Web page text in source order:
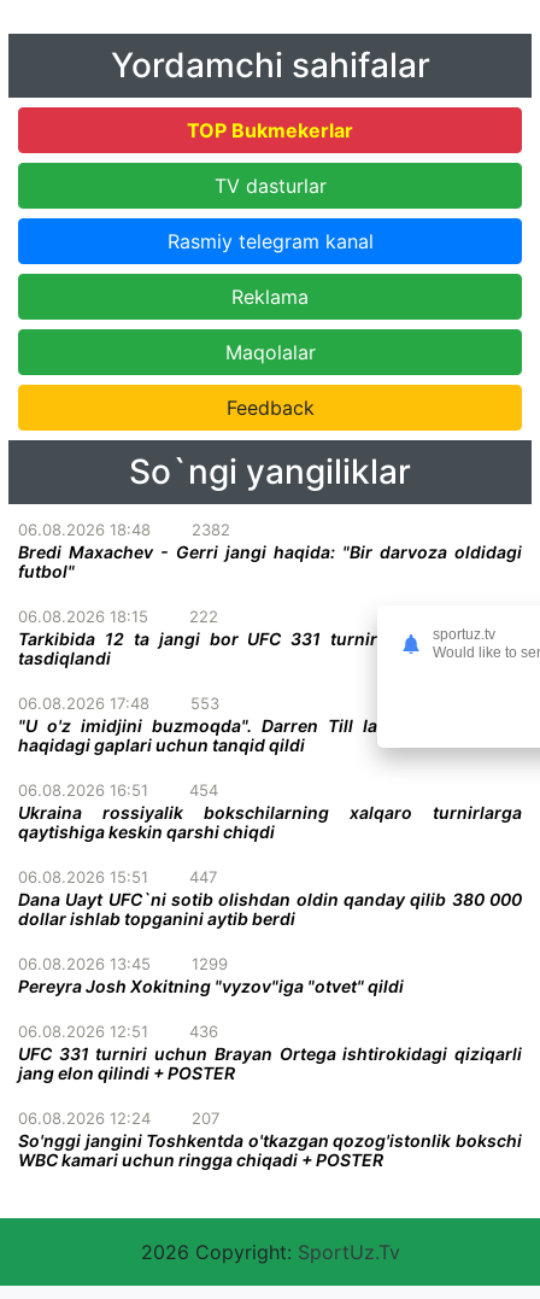
Yordamchi sahifalar
TOP Bukmekerlar
TV dasturlar
Rasmiy telegram kanal
Reklama
Maqolalar
Feedback
So`ngi yangiliklar
06.08.2026 18:48 2382
Bredi Maxachev - Gerri jangi haqida: "Bir darvoza oldidagi
futbol"
06.08.2026 18:15 222
Tarkibida 12 ta jangi bor UFC 331 turnirining to'liq kardi
tasdiqlandi
06.08.2026 17:48 553
"U o'z imidjini buzmoqda". Darren Till Ian Gerrini ayollar
haqidagi gaplari uchun tanqid qildi
06.08.2026 16:51 454
Ukraina rossiyalik bokschilarning xalqaro turnirlarga
qaytishiga keskin qarshi chiqdi
06.08.2026 15:51 447
Dana Uayt UFC`ni sotib olishdan oldin qanday qilib 380 000
dollar ishlab topganini aytib berdi
06.08.2026 13:45 1299
Pereyra Josh Xokitning "vyzov"iga "otvet" qildi
06.08.2026 12:51 436
UFC 331 turniri uchun Brayan Ortega ishtirokidagi qiziqarli
jang elon qilindi + POSTER
06.08.2026 12:24 207
So'nggi jangini Toshkentda o'tkazgan qozog'istonlik bokschi
WBC kamari uchun ringga chiqadi + POSTER
2026 Copyright: SportUz.Tv
sportuz.tv
Would like to